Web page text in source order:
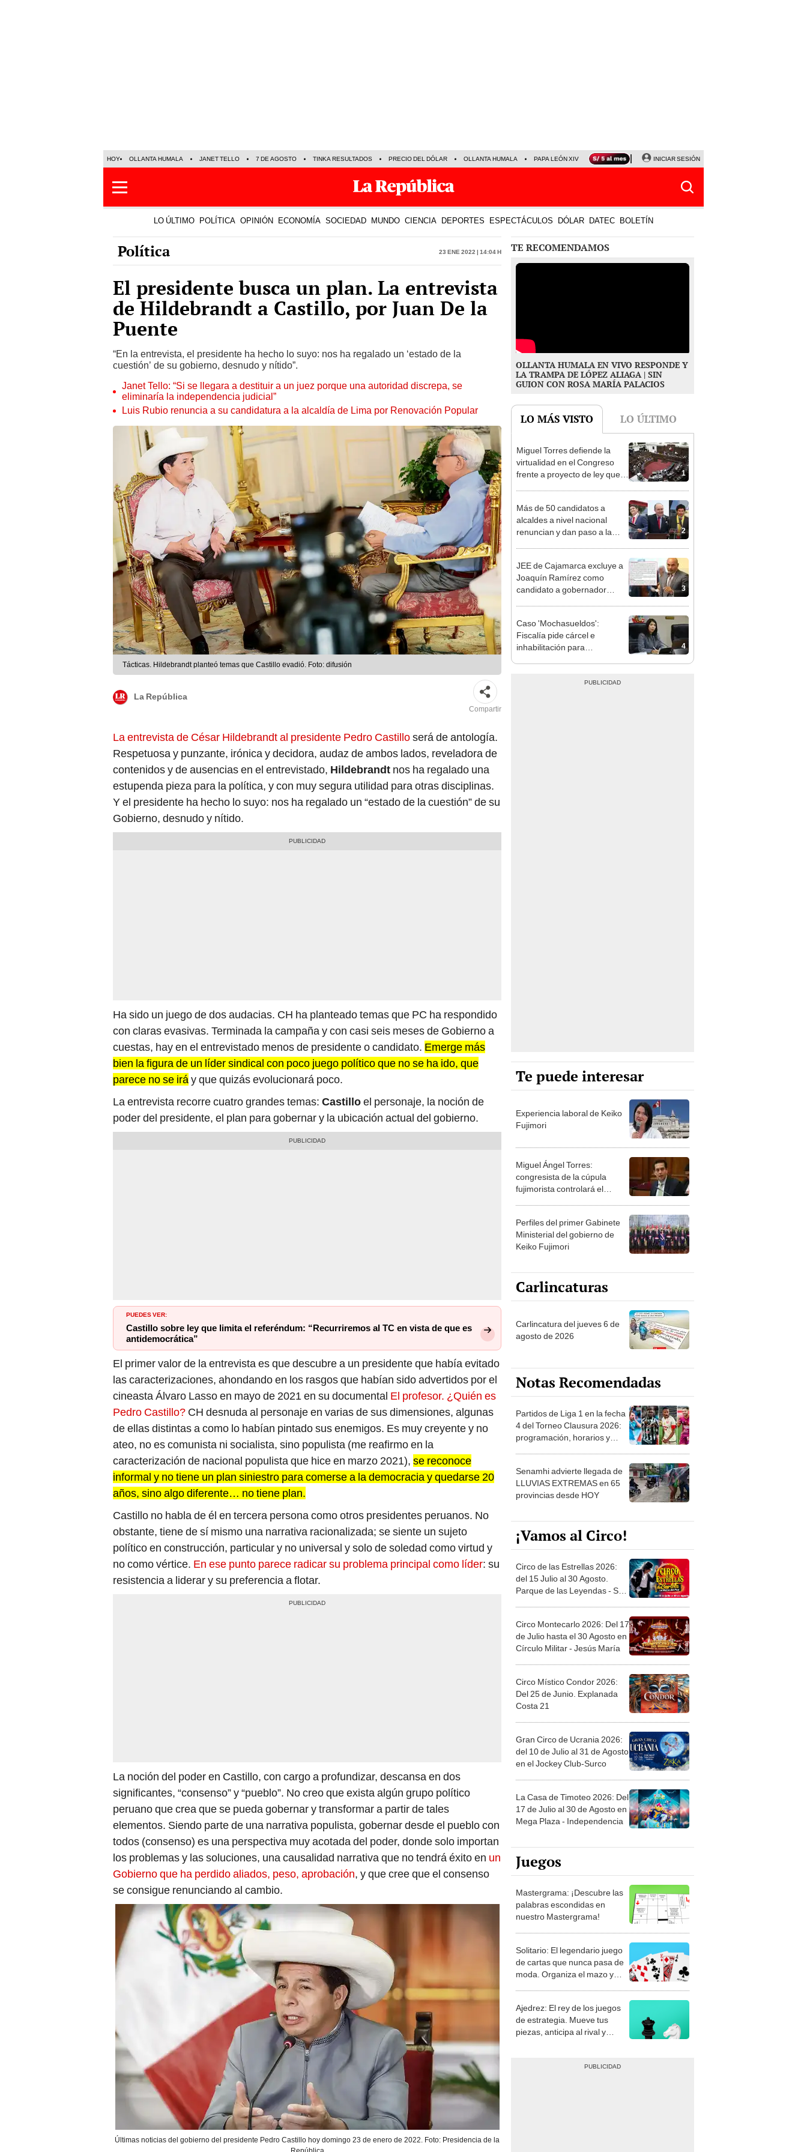
HOY OLLANTA HUMALA JANET TELLO 7 DE AGOSTO TINKA RESULTADOS PRECIO DEL DÓLAR OLLANTA HUMALA PAPA LEÓN XIV NALDY SALDAÑA LA BELLA LUZ
INICIAR SESIÓN
LO ÚLTIMO POLÍTICA OPINIÓN ECONOMÍA SOCIEDAD MUNDO CIENCIA DEPORTES ESPECTÁCULOS DÓLAR DATEC BOLETÍN
Política 23 Ene 2022 | 14:04 h
El presidente busca un plan. La entrevista
de Hildebrandt a Castillo, por Juan De la
Puente
“En la entrevista, el presidente ha hecho lo suyo: nos ha regalado un ‘estado de la
cuestión’ de su gobierno, desnudo y nítido”.
Janet Tello: “Si se llegara a destituir a un juez porque una autoridad discrepa, se
eliminaría la independencia judicial”
Luis Rubio renuncia a su candidatura a la alcaldía de Lima por Renovación Popular
Tácticas. Hildebrandt planteó temas que Castillo evadió. Foto: difusión
La República
Compartir
La entrevista de César Hildebrandt al presidente Pedro Castilloserá de antología.
Respetuosa y punzante, irónica y decidora, audaz de ambos lados, reveladora de
contenidos y de ausencias en el entrevistado, Hildebrandt nos ha regalado una
estupenda pieza para la política, y con muy segura utilidad para otras disciplinas.
Y el presidente ha hecho lo suyo: nos ha regalado un “estado de la cuestión” de su
Gobierno, desnudo y nítido.
Ha sido un juego de dos audacias. CH ha planteado temas que PC ha respondido
con claras evasivas. Terminada la campaña y con casi seis meses de Gobierno a
cuestas, hay en el entrevistado menos de presidente o candidato. Emerge más
bien la figura de un líder sindical con poco juego político que no se ha ido, que
parece no se iráy que quizás evolucionará poco.
La entrevista recorre cuatro grandes temas: Castilloel personaje, la noción de
poder del presidente, el plan para gobernar y la ubicación actual del gobierno.
PUEDES VER:
Castillo sobre ley que limita el referéndum: “Recurriremos al TC en vista de que es
antidemocrática”
El primer valor de la entrevista es que descubre a un presidente que había evitado
las caracterizaciones, ahondando en los rasgos que habían sido advertidos por el
cineasta Álvaro Lasso en mayo de 2021 en su documental El profesor. ¿Quién es
Pedro Castillo? CH desnuda al personaje en varias de sus dimensiones, algunas
de ellas distintas a como lo habían pintado sus enemigos. Es muy creyente y no
ateo, no es comunista ni socialista, sino populista (me reafirmo en la
caracterización de nacional populista que hice en marzo 2021), se reconoce
informal y no tiene un plan siniestro para comerse a la democracia y quedarse 20
años, sino algo diferente… no tiene plan.
Castillo no habla de él en tercera persona como otros presidentes peruanos. No
obstante, tiene de sí mismo una narrativa racionalizada; se siente un sujeto
político en construcción, particular y no universal y solo de soledad como virtud y
no como vértice. En ese punto parece radicar su problema principal como líder: su
resistencia a liderar y su preferencia a flotar.
La noción del poder en Castillo, con cargo a profundizar, descansa en dos
significantes, “consenso” y “pueblo”. No creo que exista algún grupo político
peruano que crea que se pueda gobernar y transformar a partir de tales
elementos. Siendo parte de una narrativa populista, gobernar desde el pueblo con
todos (consenso) es una perspectiva muy acotada del poder, donde solo importan
los problemas y las soluciones, una causalidad narrativa que no tendrá éxito en un
Gobierno que ha perdido aliados, peso, aprobación, y que cree que el consenso
se consigue renunciando al cambio.
Últimas noticias del gobierno del presidente Pedro Castillo hoy domingo 23 de enero de 2022. Foto: Presidencia de la
TE RECOMENDAMOS
OLLANTA HUMALA EN VIVO RESPONDE Y
LA TRAMPA DE LÓPEZ ALIAGA | SIN
GUION CON ROSA MARÍA PALACIOS
LO MÁS VISTO LO ÚLTIMO
1
Miguel Torres defiende la
virtualidad en el Congreso
frente a proyecto de ley que
2
Más de 50 candidatos a
alcaldes a nivel nacional
renuncian y dan paso a la
3
JEE de Cajamarca excluye a
Joaquín Ramírez como
candidato a gobernador
4
Caso 'Mochasueldos':
Fiscalía pide cárcel e
inhabilitación para
Te puede interesar
Experiencia laboral de Keiko
Fujimori
Miguel Ángel Torres:
congresista de la cúpula
fujimorista controlará el
Perfiles del primer Gabinete
Ministerial del gobierno de
Keiko Fujimori
Carlincaturas
Carlincatura del jueves 6 de
agosto de 2026
Notas Recomendadas
Partidos de Liga 1 en la fecha
4 del Torneo Clausura 2026:
programación, horarios y
Senamhi advierte llegada de
LLUVIAS EXTREMAS en 65
provincias desde HOY
¡Vamos al Circo!
Circo de las Estrellas 2026:
del 15 Julio al 30 Agosto.
Parque de las Leyendas - San
Circo Montecarlo 2026: Del 17
de Julio hasta el 30 Agosto en
Círculo Militar - Jesús María
Circo Místico Condor 2026:
Del 25 de Junio. Explanada
Costa 21
Gran Circo de Ucrania 2026:
del 10 de Julio al 31 de Agosto
en el Jockey Club-Surco
La Casa de Timoteo 2026: Del
17 de Julio al 30 de Agosto en
Mega Plaza - Independencia
Juegos
Mastergrama: ¡Descubre las
palabras escondidas en
nuestro Mastergrama!
Solitario: El legendario juego
de cartas que nunca pasa de
moda. Organiza el mazo y
Ajedrez: El rey de los juegos
de estrategia. Mueve tus
piezas, anticipa al rival y